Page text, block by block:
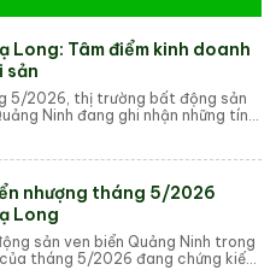
Long: Tâm điểm kinh doanh
sản
5/2026, thị trường bất động sản
Ninh đang ghi nhận những tín
nhượng tháng 5/2026
Long
sản ven biển Quảng Ninh trong
tháng 5/2026 đang chứng kiến